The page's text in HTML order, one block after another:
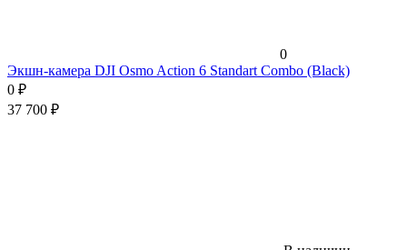
0
Экшн-камера DJI Osmo Action 6 Standart Combo (Black)
0 ₽
37 700 ₽